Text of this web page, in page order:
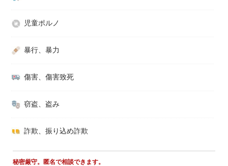
児童ポルノ
暴行、暴力
傷害、傷害致死
窃盗、盗み
詐欺、振り込め詐欺
秘密厳守。匿名で相談できます。